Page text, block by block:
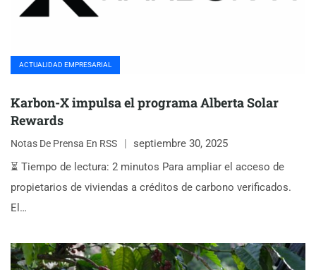
ACTUALIDAD EMPRESARIAL
Karbon-X impulsa el programa Alberta Solar
Rewards
Notas De Prensa En RSS
septiembre 30, 2025
⏳ Tiempo de lectura: 2 minutos Para ampliar el acceso de
propietarios de viviendas a créditos de carbono verificados.
El…